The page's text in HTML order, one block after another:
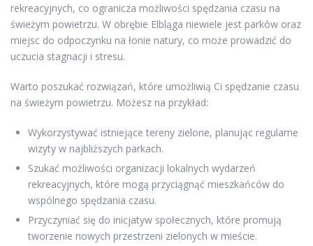
rekreacyjnych, co ogranicza możliwości spędzania czasu na
świeżym powietrzu. W obrębie Elbląga niewiele jest parków oraz
miejsc do odpoczynku na łonie natury, co może prowadzić do
uczucia stagnacji i stresu.
Warto poszukać rozwiązań, które umożliwią Ci spędzanie czasu
na świeżym powietrzu. Możesz na przykład:
Wykorzystywać istniejące tereny zielone, planując regularne
wizyty w najbliższych parkach.
Szukać możliwości organizacji lokalnych wydarzeń
rekreacyjnych, które mogą przyciągnąć mieszkańców do
wspólnego spędzania czasu.
Przyczyniać się do inicjatyw społecznych, które promują
tworzenie nowych przestrzeni zielonych w mieście.